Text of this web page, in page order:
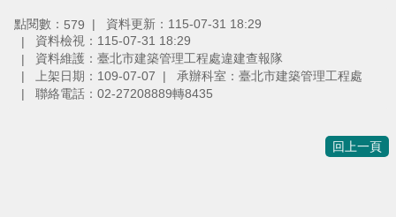
點閱數： 579
資料更新：115-07-31 18:29
資料檢視：115-07-31 18:29
資料維護：臺北市建築管理工程處違建查報隊
上架日期：109-07-07
承辦科室：臺北市建築管理工程處
聯絡電話：02-27208889轉8435
回上一頁